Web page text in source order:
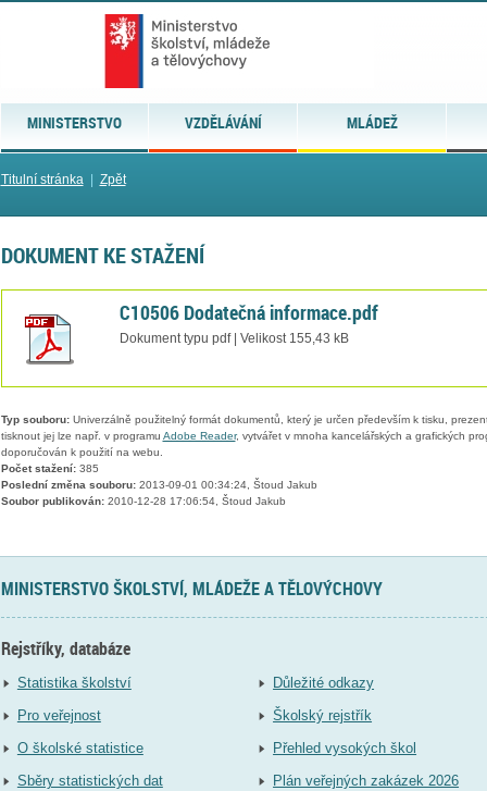
MINISTERSTVO VZDĚLÁVÁNÍ MLÁDEŽ
Titulní stránka| Zpět
DOKUMENT KE STAŽENÍ
C10506 Dodatečná informace.pdf
Dokument typu pdf | Velikost 155,43 kB
Typ souboru:Univerzálně použitelný formát dokumentů, který je určen především k tisku,
tisknout jej lze např. v programu Adobe Reader, vytvářet v mnoha kancelářských a grafických
doporučován k použití na webu.
Počet stažení:385
Poslední změna souboru:2013-09-01 00:34:24, Štoud Jakub
Soubor publikován:2010-12-28 17:06:54, Štoud Jakub
MINISTERSTVO ŠKOLSTVÍ, MLÁDEŽE A TĚLOVÝCHOVY
Rejstříky, databáze
Statistika školství
Pro veřejnost
O školské statistice
Sběry statistických dat
Důležité odkazy
Školský rejstřík
Přehled vysokých škol
Plán veřejných zakázek 2026